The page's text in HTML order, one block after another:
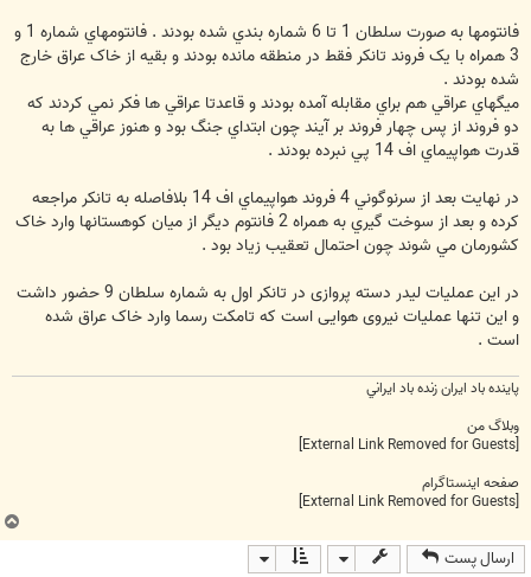
فانتومها به صورت سلطان 1 تا 6 شماره بندي شده بودند . فانتومهاي شماره 1 و
3 همراه با يک فروند تانکر فقط در منطقه مانده بودند و بقيه از خاک عراق خارج
شده بودند .
ميگهاي عراقي هم براي مقابله آمده بودند و قاعدتا عراقي ها فکر نمي کردند که
دو فروند از پس چهار فروند بر آيند چون ابتداي جنگ بود و هنوز عراقي ها به
قدرت هواپيماي اف 14 پي نبرده بودند .
در نهايت بعد از سرنوگوني 4 فروند هواپيماي اف 14 بلافاصله به تانکر مراجعه
کرده و بعد از سوخت گيري به همراه 2 فانتوم ديگر از ميان کوهستانها وارد خاک
کشورمان مي شوند چون احتمال تعقيب زياد بود .
در این عملیات لیدر دسته پروازی در تانکر اول به شماره سلطان 9 حضور داشت
و این تنها عملیات نیروی هوایی است که تامکت رسما وارد خاک عراق شده
است .
پاينده باد ايران زنده باد ايراني
وبلاگ من
[External Link Removed for Guests]
صفحه اینستاگرام
[External Link Removed for Guests]
ارسال پست